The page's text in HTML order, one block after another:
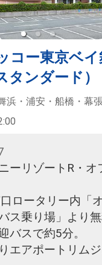
コー東京ベイ
タンダード）
浜・浦安・船橋・幕張
ーリゾートR・オ
ロータリー内「
ス乗り場」より
スで約5分。
エアポートリム